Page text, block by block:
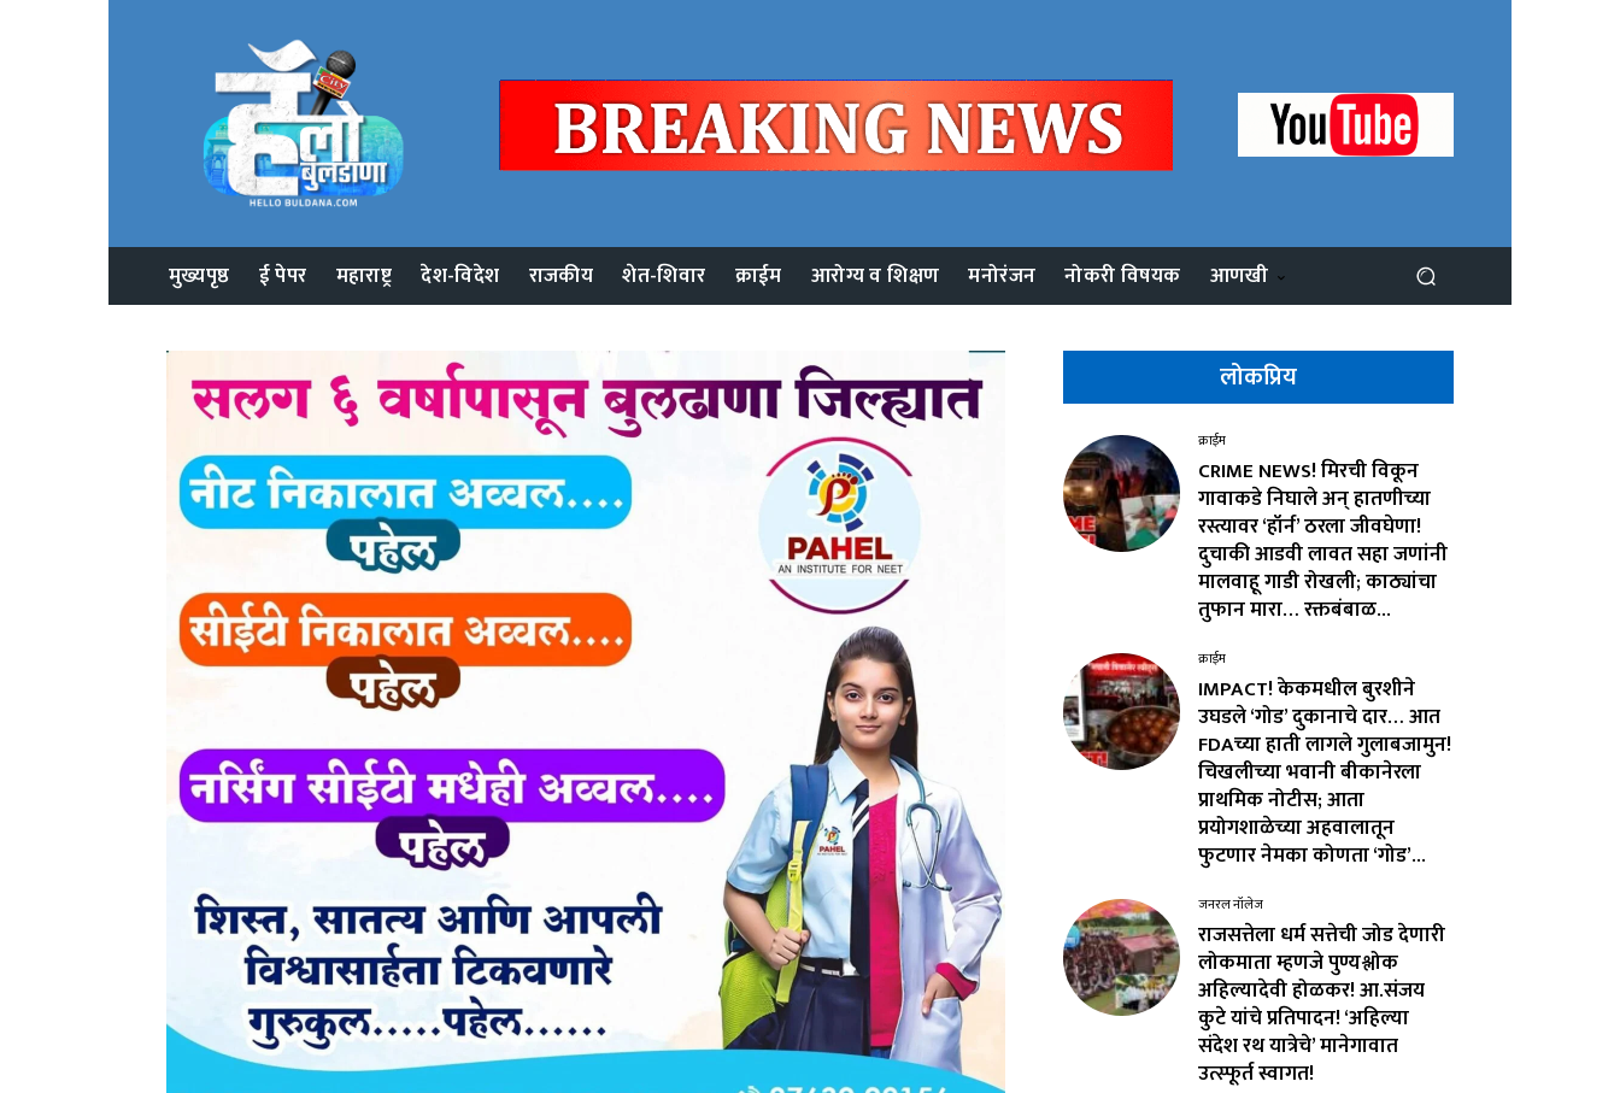
मुख्यपृष्ठ ई पेपर महाराष्ट्र देश-विदेश राजकीय शेत-शिवार क्राईम आरोग्य व शिक्षण मनोरंजन नोकरी विषयक आणखी
लोकप्रिय
क्राईम
CRIME NEWS! मिरची विकून
गावाकडे निघाले अन् हातणीच्या
रस्त्यावर ‘हॉर्न’ ठरला जीवघेणा!
दुचाकी आडवी लावत सहा जणांनी
मालवाहू गाडी रोखली; काठ्यांचा
तुफान मारा… रक्तबंबाळ...
क्राईम
IMPACT! केकमधील बुरशीने
उघडले ‘गोड’ दुकानाचे दार… आत
FDAच्या हाती लागले गुलाबजामुन!
चिखलीच्या भवानी बीकानेरला
प्राथमिक नोटीस; आता
प्रयोगशाळेच्या अहवालातून
फुटणार नेमका कोणता ‘गोड’...
जनरल नॉलेज
राजसत्तेला धर्म सत्तेची जोड देणारी
लोकमाता म्हणजे पुण्यश्लोक
अहिल्यादेवी होळकर! आ.संजय
कुटे यांचे प्रतिपादन! ‘अहिल्या
संदेश रथ यात्रेचे’ मानेगावात
उत्स्फूर्त स्वागत!